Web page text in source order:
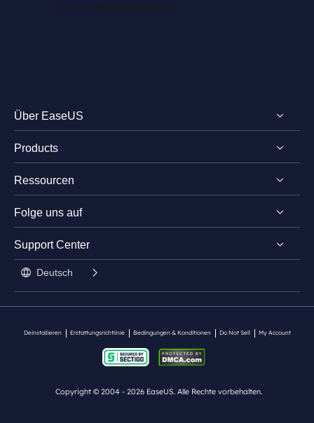
Über EaseUS
Impressum
Review & Auszeichnungen
Lizenz
Stundentenrabatt
Products
EaseUS PDF Editor
EaseUS PDF Converter
EaseUS AI ChatPDF
Ressourcen
PDF bearbeiten
Folge uns auf
  
Support Center
 Deutsch 
Deinstallieren Erstattungsrichtlinie Bedingungen & Konditionen Do Not Sell My Account
Copyright © 2004 - 2026 EaseUS. Alle Rechte vorbehalten.